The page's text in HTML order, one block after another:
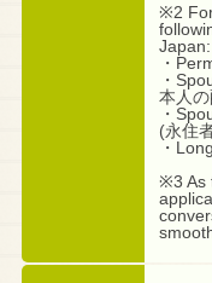
※2
Japan:
・
・
本人
・
(永住
・
※3 As